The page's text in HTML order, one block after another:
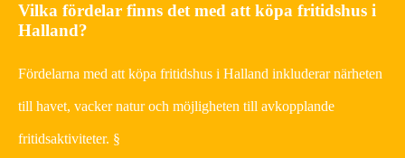
Vilka fördelar finns det med att köpa fritidshus i
Halland?
Fördelarna med att köpa fritidshus i Halland inkluderar närheten
till havet, vacker natur och möjligheten till avkopplande
fritidsaktiviteter. §